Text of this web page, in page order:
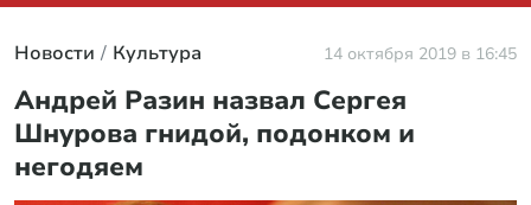
Новости Культура 14 октября 2019 в 16:45
Андрей Разин назвал Сергея
Шнурова гнидой, подонком и
негодяем